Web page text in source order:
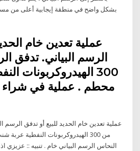
عملية تعدين خام
الرسم البياني. تدفق
300 الهيدروكربونات
محطم . عملية في شراء
عملية تعدين خام الحديد للبيع أو تدفق الرسم
من 300 الهيدروكربونات النفطية
النحاس الرسم البياني خام . تنبيه ::